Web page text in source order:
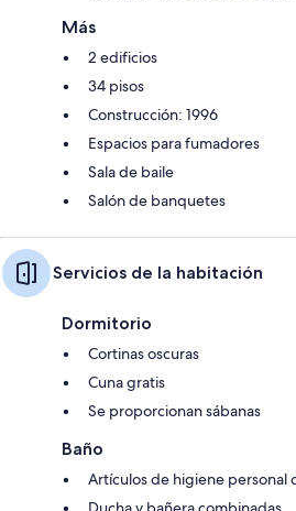
Más
2 edificios
34 pisos
Construcción: 1996
Espacios para fumadores
Sala de baile
Salón de banquetes
Servicios de la habitación
Dormitorio
Cortinas oscuras
Cuna gratis
Se proporcionan sábanas
Baño
Artículos de higiene personal